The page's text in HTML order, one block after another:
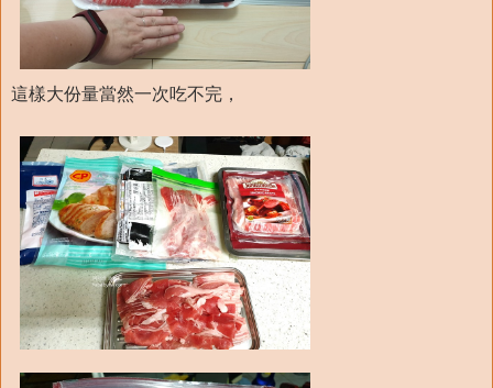
這樣大份量當然一次吃不完，